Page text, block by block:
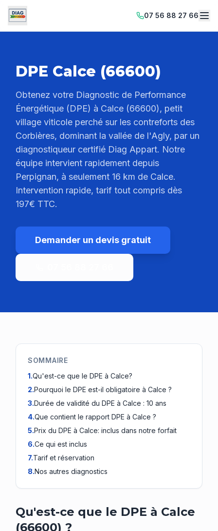
07 56 88 27 66
DPE Calce (66600)
Obtenez votre Diagnostic de Performance
Énergétique (DPE) à Calce (66600), petit
village viticole perché sur les contreforts des
Corbières, dominant la vallée de l'Agly, par un
diagnostiqueur certifié Diag Appart. Notre
équipe intervient rapidement depuis
Perpignan, à seulement 16 km de Calce.
Intervention rapide, tarif tout compris dès
197€ TTC.
Demander un devis gratuit
SOMMAIRE
1.Qu'est-ce que le DPE à Calce?
2.Pourquoi le DPE est-il obligatoire à Calce ?
3.Durée de validité du DPE à Calce : 10 ans
4.Que contient le rapport DPE à Calce ?
5.Prix du DPE à Calce: inclus dans notre forfait
6.Ce qui est inclus
7.Tarif et réservation
8.Nos autres diagnostics
Qu'est-ce que le DPE à Calce
(66600) ?